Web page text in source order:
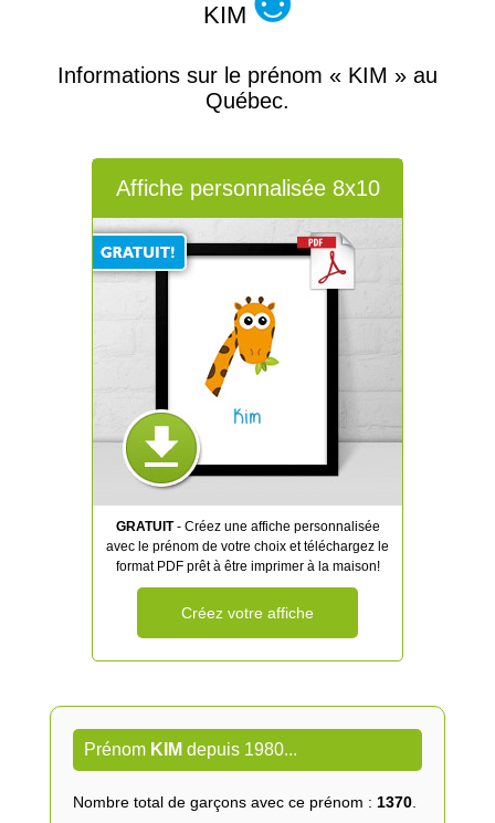
KIM
Informations sur le prénom « KIM » au
Québec.
Affiche personnalisée 8x10
Kim
GRATUIT- Créez une affiche personnalisée
avec le prénom de votre choix et téléchargez le
format PDF prêt à être imprimer à la maison!
Créez votre affiche
Prénom KIM depuis 1980...
Nombre total de garçons avec ce prénom : 1370.